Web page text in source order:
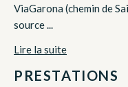
ViaGarona (chemin de
source ...
Lire la suite
PRESTATIONS